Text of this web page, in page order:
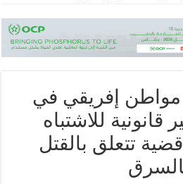
مواطن إفريقي في
قانونية للاشتباه
تتعلق بالقتل